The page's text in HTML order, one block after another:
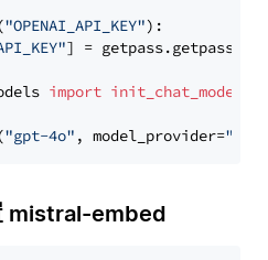
"OPENAI_API_KEY"):
] = getpass.getpass(
import init_chat_model
"gpt-4o" , model_provider=
mistral-embed